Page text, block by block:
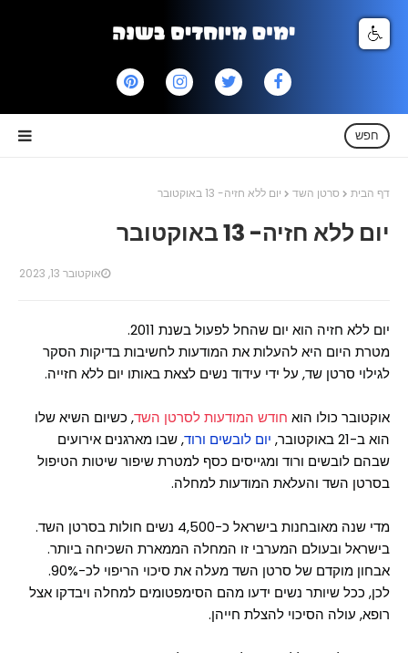
חפש
דף הבית סרטן השד יום ללא חזיה- 13 באוקטובר
יום ללא חזיה- 13 באוקטובר
אוקטובר 13, 2023
יום ללא חזיה הוא יום שהחל לפעול בשנת 2011.
מטרת היום היא להעלות את המודעות לחשיבות בדיקות הסקר
לגילוי סרטן שד, על ידי עידוד נשים לצאת באותו יום ללא חזייה.
אוקטובר כולו הוא חודש המודעות לסרטן השד, כשיום השיא שלו
הוא ב-21 באוקטובר,
יום לובשים ורוד, שבו מארגנים אירועים
שבהם לובשים ורוד ומגייסים כסף למטרת שיפור שיטות הטיפול
בסרטן השד והעלאת המודעות למחלה.
מדי שנה מאובחנות בישראל כ-4,500 נשים חולות בסרטן השד.
בישראל ובעולם המערבי זו המחלה הממארת השכיחה ביותר.
אבחון מוקדם של סרטן השד מעלה את סיכוי הריפוי לכ-90%.
לכן, ככל שיותר נשים ידעו מהם הסימפטומים למחלה ויבדקו אצל
רופא, עולה הסיכוי להצלת חייהן.